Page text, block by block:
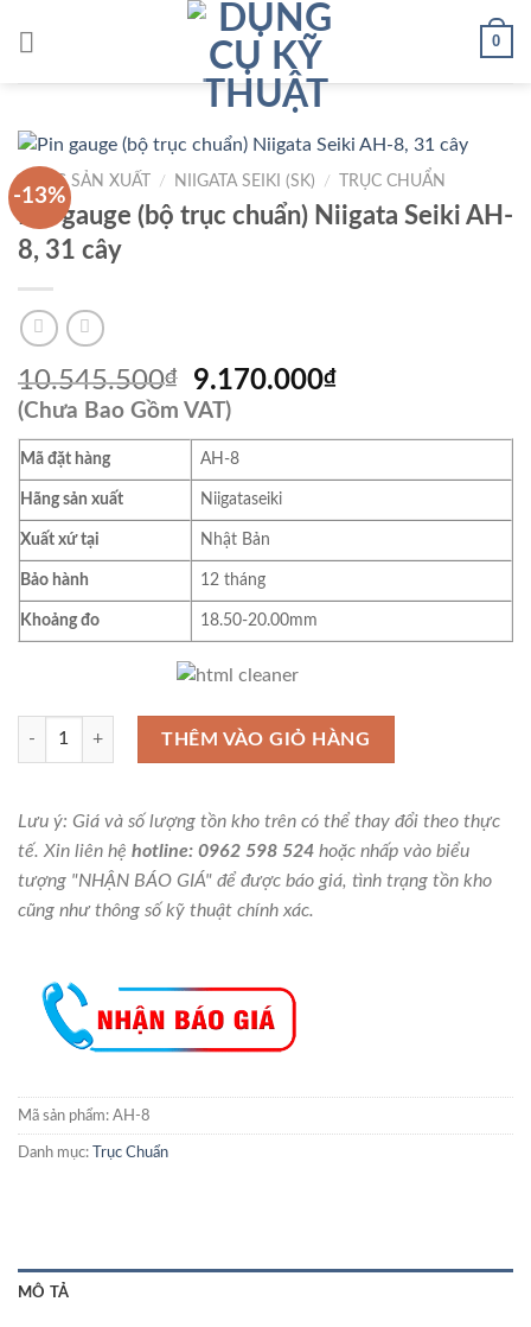
0
-13%
HÃNG SẢN XUẤT / NIIGATA SEIKI (SK) / TRỤC CHUẨN
Pin gauge (bộ trục chuẩn) Niigata Seiki AH-
8, 31 cây
10.545.500₫
Giá
gốc
là:
10.545.500₫.
9.170.000₫Giá
tại
(Chưa Bao Gồm VAT)
Mã đặt hàng AH-8
Hãng sản xuất Niigataseiki
Xuất xứ tại Nhật Bản
Bảo hành 12 tháng
Khoảng đo 18.50-20.00mm
Pin gauge (bộ trục chuẩn) Niigata Seiki AH-8, 31 cây số lượng
THÊM VÀO GIỎ HÀNG
Lưu ý: Giá và số lượng tồn kho trên có thể thay đổi theo thực
tế. Xin liên hệ hotline: 0962 598 524 hoặc nhấp vào biểu
tượng "NHẬN BÁO GIÁ" để được báo giá, tình trạng tồn kho
cũng như thông số kỹ thuật chính xác.
Mã sản phẩm: AH-8
Danh mục: Trục Chuẩn
MÔ TẢ